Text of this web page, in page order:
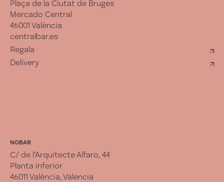
Plaça de la Ciutat de Bruges
Mercado Central
46001 València
centralbar.es
Regala
Delivery
NOBAR
C/ de l'Arquitecte Alfaro, 44
Planta inferior
46011 València, Valencia